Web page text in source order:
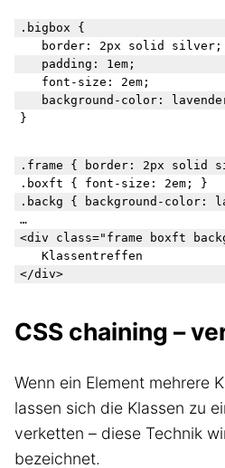
.bigbox {
   border: 2px solid silver;
   padding: 1em;
   font-size: 2em;
background-color:
.frame { border: 2px solid
.boxft { font-size: 2em; }
.backg { background-color:
…
<div class="frame boxft
   Klassentreffen
CSS chaining –
Wenn ein Element mehrere
lassen sich die Klassen zu
verketten – diese Technik
bezeichnet.